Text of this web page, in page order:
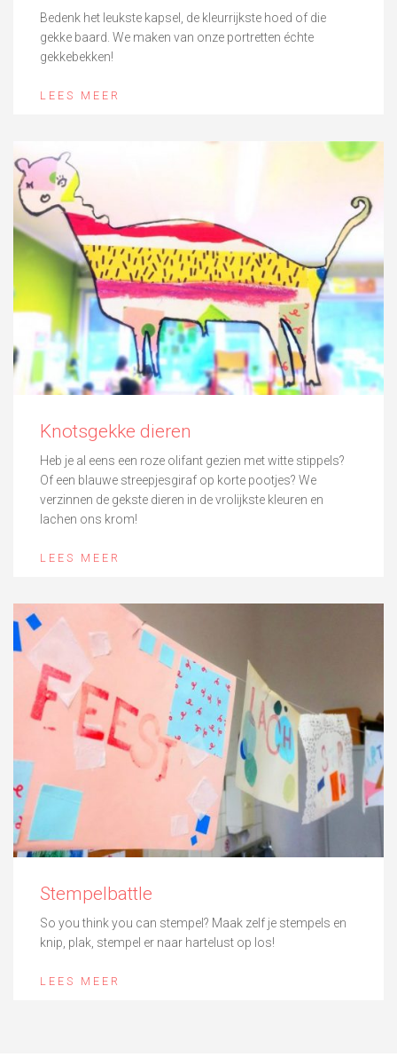
Bedenk het leukste kapsel, de kleurrijkste hoed of die
gekke baard. We maken van onze portretten échte
gekkebekken!
LEES MEER
Knotsgekke dieren
Heb je al eens een roze olifant gezien met witte stippels?
Of een blauwe streepjesgiraf op korte pootjes? We
verzinnen de gekste dieren in de vrolijkste kleuren en
lachen ons krom!
LEES MEER
Stempelbattle
So you think you can stempel? Maak zelf je stempels en
knip, plak, stempel er naar hartelust op los!
LEES MEER